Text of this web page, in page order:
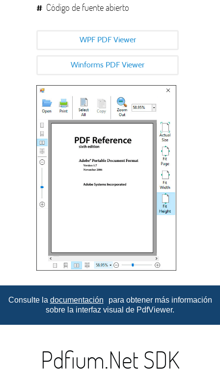
Código de fuente abierto
WPF PDF Viewer
Winforms PDF Viewer
Consulte la documentación
para obtener más información
sobre la interfaz visual de PdfViewer.
Pdfium.Net SDK